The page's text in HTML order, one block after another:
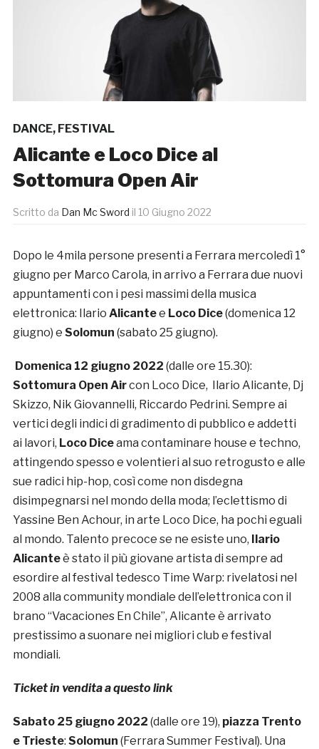
DANCE, FESTIVAL
Alicante e Loco Dice al
Sottomura Open Air
Scritto da Dan Mc Sword il 10 Giugno 2022
Dopo le 4mila persone presenti a Ferrara mercoledì 1°
giugno per Marco Carola, in arrivo a Ferrara due nuovi
appuntamenti con i pesi massimi della musica
elettronica: Ilario Alicantee Loco Dice(domenica 12
giugno) e Solomun (sabato 25 giugno).
Domenica 12 giugno 2022 (dalle ore 15.30):
Sottomura Open Aircon Loco Dice, Ilario Alicante, Dj
Skizzo, Nik Giovannelli, Riccardo Pedrini. Sempre ai
vertici degli indici di gradimento di pubblico e addetti
ai lavori, Loco Diceama contaminare house e techno,
attingendo spesso e volentieri al suo retrogusto e alle
sue radici hip-hop, così come non disdegna
disimpegnarsi nel mondo della moda; l’eclettismo di
Yassine Ben Achour, in arte Loco Dice, ha pochi eguali
al mondo. Talento precoce se ne esiste uno,
Ilario
Alicanteè stato il più giovane artista di sempre ad
esordire al festival tedesco Time Warp: rivelatosi nel
2008 alla community mondiale dell’elettronica con il
brano “Vacaciones En Chile”, Alicante è arrivato
prestissimo a suonare nei migliori club e festival
mondiali.
Ticket in vendita a questo link
Sabato 25 giugno 2022 (dalle ore 19), piazza Trento
e Trieste: Solomun (Ferrara Summer Festival). Una